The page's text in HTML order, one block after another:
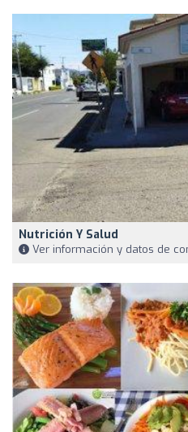
Nutrición Y Salud
Ver información y datos de